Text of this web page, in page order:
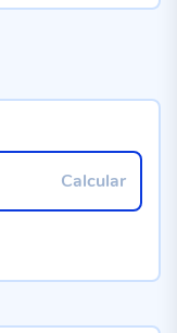
Calcular